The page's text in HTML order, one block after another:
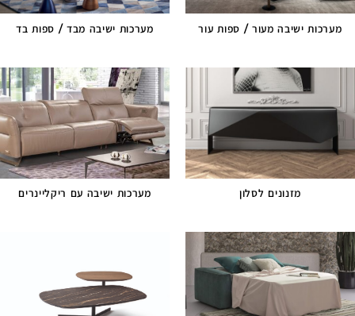
מערכות ישיבה מעור / ספות עור מערכות ישיבה מבד / ספות בד
מזנונים לסלון מערכות ישיבה עם ריקליינרים